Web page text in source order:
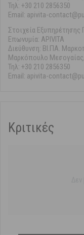
Τηλ: +30 210 2856350
Email: apivita-
Στοιχεία Εξυπηρέτησης
Επωνυμία: APIVITA
Διεύθυνση: ΒΙ.ΠΑ.
Μαρκόπουλο
Τηλ: +30 210 2856350
Email: apivita-
Κριτικές